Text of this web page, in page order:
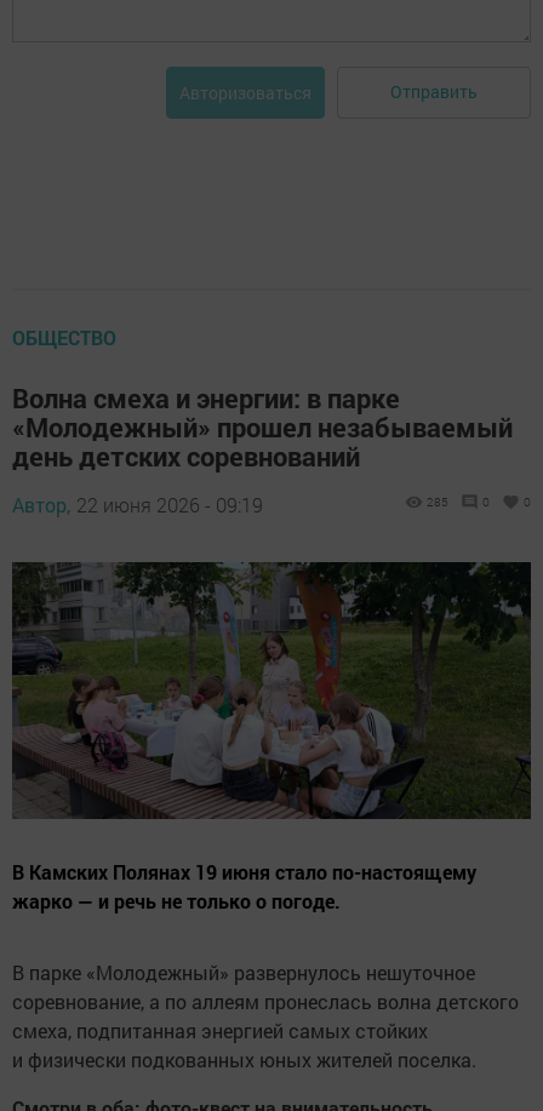
Авторизоваться Отправить
ОБЩЕСТВО
Волна смеха и энергии: в парке
«Молодежный» прошел незабываемый
день детских соревнований
Автор, 22 июня 2026 - 09:19 285 0 0
В Камских Полянах 19 июня стало по-настоящему
жарко — и речь не только о погоде.
В парке «Молодежный» развернулось нешуточное
соревнование, а по аллеям пронеслась волна детского
смеха, подпитанная энергией самых стойких
и физически подкованных юных жителей поселка.